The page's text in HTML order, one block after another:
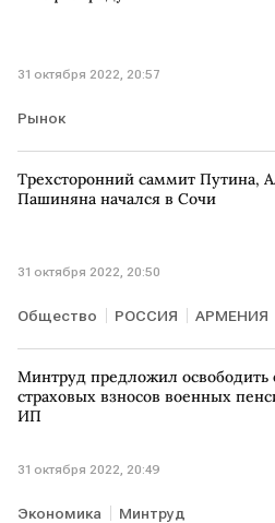
31 октября 2022, 20:57
Рынок
Трехсторонний саммит Путина,
Пашиняна начался в Сочи
31 октября 2022, 20:50
Общество РОССИЯ АРМЕНИЯ
АЗЕРБАЙДЖАН
Минтруд предложил освободить
страховых взносов военных
ИП
31 октября 2022, 20:49
Экономика Минтруд